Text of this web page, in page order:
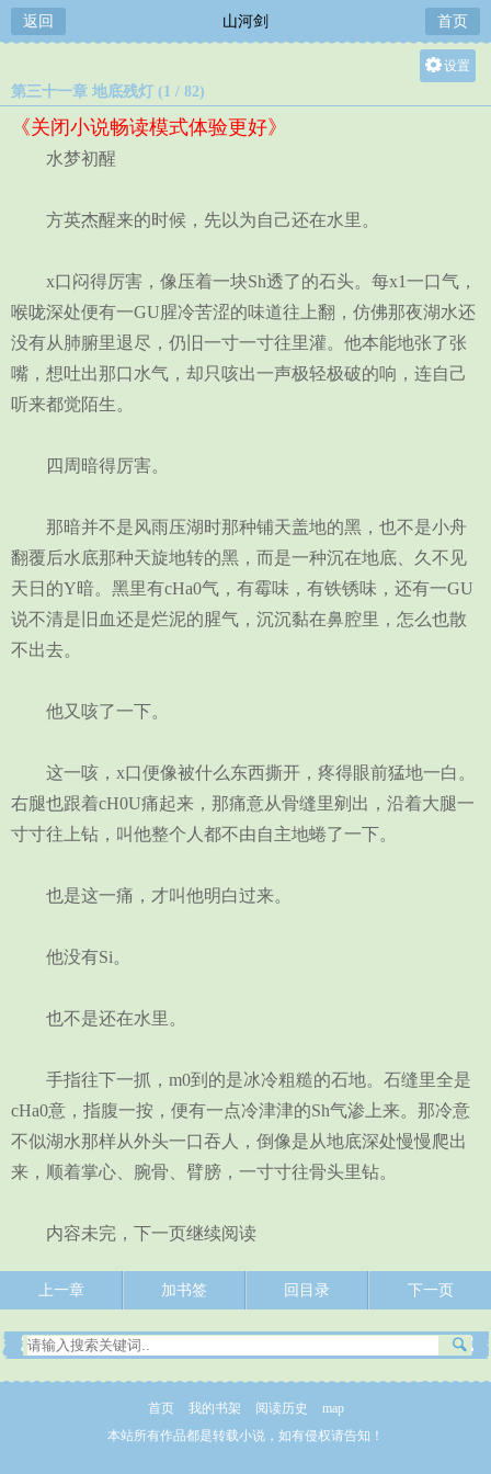
返回 山河剑 首页
设置
第三十一章 地底残灯 (1 / 82)
《关闭小说畅读模式体验更好》
水梦初醒
方英杰醒来的时候，先以为自己还在水里。
x口闷得厉害，像压着一块Sh透了的石头。每x1一口气，
喉咙深处便有一GU腥冷苦涩的味道往上翻，仿佛那夜湖水还
没有从肺腑里退尽，仍旧一寸一寸往里灌。他本能地张了张
嘴，想吐出那口水气，却只咳出一声极轻极破的响，连自己
听来都觉陌生。
四周暗得厉害。
那暗并不是风雨压湖时那种铺天盖地的黑，也不是小舟
翻覆后水底那种天旋地转的黑，而是一种沉在地底、久不见
天日的Y暗。黑里有cHa0气，有霉味，有铁锈味，还有一GU
说不清是旧血还是烂泥的腥气，沉沉黏在鼻腔里，怎么也散
不出去。
他又咳了一下。
这一咳，x口便像被什么东西撕开，疼得眼前猛地一白。
右腿也跟着cH0U痛起来，那痛意从骨缝里剜出，沿着大腿一
寸寸往上钻，叫他整个人都不由自主地蜷了一下。
也是这一痛，才叫他明白过来。
他没有Si。
也不是还在水里。
手指往下一抓，m0到的是冰冷粗糙的石地。石缝里全是
cHa0意，指腹一按，便有一点冷津津的Sh气渗上来。那冷意
不似湖水那样从外头一口吞人，倒像是从地底深处慢慢爬出
来，顺着掌心、腕骨、臂膀，一寸寸往骨头里钻。
内容未完，下一页继续阅读
上一章 加书签 回目录 下一页
首页 我的书架 阅读历史
map
本站所有作品都是转载小说，如有侵权请告知！